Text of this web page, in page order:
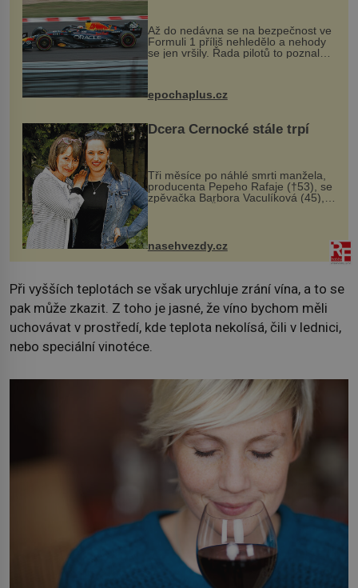
Až do nedávna se na bezpečnost ve
Formuli 1 příliš nehledělo a nehody
se jen vršily. Řada pilotů to poznala
na vlastní kůži, často s trvalými
následky nebo bohužel i ztrátou
života. Dnes nepochopiteln...
epochaplus.cz
Dcera Černocké stále trpí
Tři měsíce po náhlé smrti manžela,
producenta Pepeho Rafaje (†53), se
zpěvačka Barbora Vaculíková (45),
dcera Petry Černocké (75), poprvé
ozvala veřejnosti. Na sociální síti
sdílela, že se snaží fung...
nasehvezdy.cz
Při vyšších teplotách se však urychluje zrání vína, a to se
pak může zkazit. Z toho je jasné, že víno bychom měli
uchovávat v prostředí, kde teplota nekolísá, čili v lednici,
nebo speciální vinotéce.